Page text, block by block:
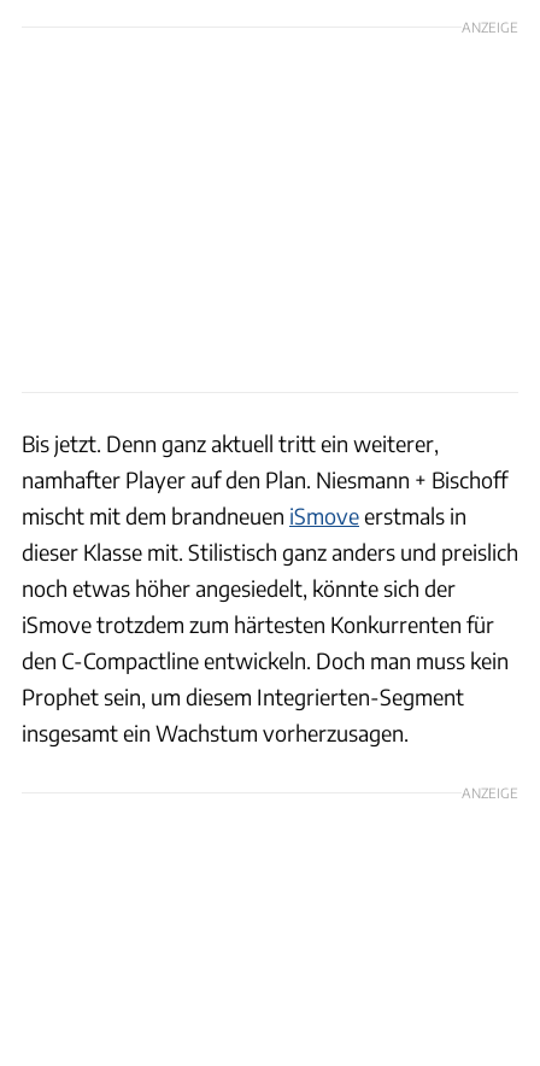
ANZEIGE
Bis jetzt. Denn ganz aktuell tritt ein weiterer,
namhafter Player auf den Plan. Niesmann + Bischoff
mischt mit dem brandneuen iSmoveerstmals in
dieser Klasse mit. Stilistisch ganz anders und preislich
noch etwas höher angesiedelt, könnte sich der
iSmove trotzdem zum härtesten Konkurrenten für
den C-Compactline entwickeln. Doch man muss kein
Prophet sein, um diesem Integrierten-Segment
insgesamt ein Wachstum vorherzusagen.
ANZEIGE